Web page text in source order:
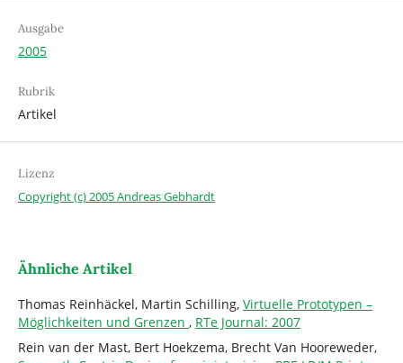
Ausgabe
2005
Rubrik
Artikel
Lizenz
Copyright (c) 2005 Andreas Gebhardt
Ähnliche Artikel
Thomas Reinhäckel, Martin Schilling, Virtuelle Prototypen –
Möglichkeiten und Grenzen , RTe Journal: 2007
Rein van der Mast, Bert Hoekzema, Brecht Van Hooreweder,